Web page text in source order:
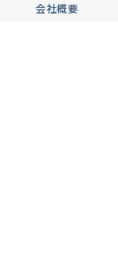
会社概要